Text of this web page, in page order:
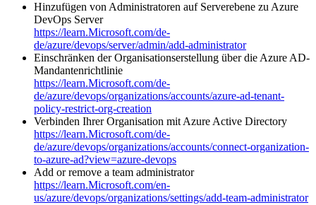
Hinzufügen von Administratoren auf Serverebene zu Azure
DevOps Server
https://learn.Microsoft.com/de-
de/azure/devops/server/admin/add-administrator
Einschränken der Organisationserstellung über die Azure AD-
Mandantenrichtlinie
https://learn.Microsoft.com/de-
de/azure/devops/organizations/accounts/azure-ad-tenant-
policy-restrict-org-creation
Verbinden Ihrer Organisation mit Azure Active Directory
https://learn.Microsoft.com/de-
de/azure/devops/organizations/accounts/connect-organization-
to-azure-ad?view=azure-devops
Add or remove a team administrator
https://learn.Microsoft.com/en-
us/azure/devops/organizations/settings/add-team-administrator